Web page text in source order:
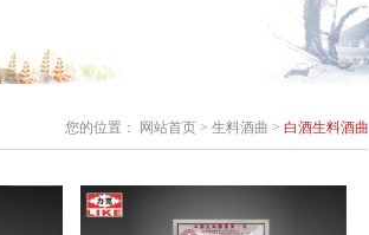
您的位置： 网站首页 > 生料酒曲 > 白酒生料酒曲